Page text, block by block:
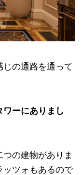
の通路を通って
ーにありまし
の建物がありま
ッツォもあるので